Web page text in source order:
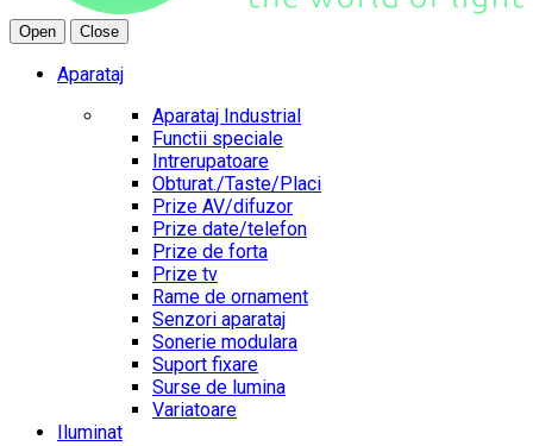
Open Close
Aparataj
Aparataj Industrial
Functii speciale
Intrerupatoare
Obturat./Taste/Placi
Prize AV/difuzor
Prize date/telefon
Prize de forta
Prize tv
Rame de ornament
Senzori aparataj
Sonerie modulara
Suport fixare
Surse de lumina
Variatoare
Iluminat